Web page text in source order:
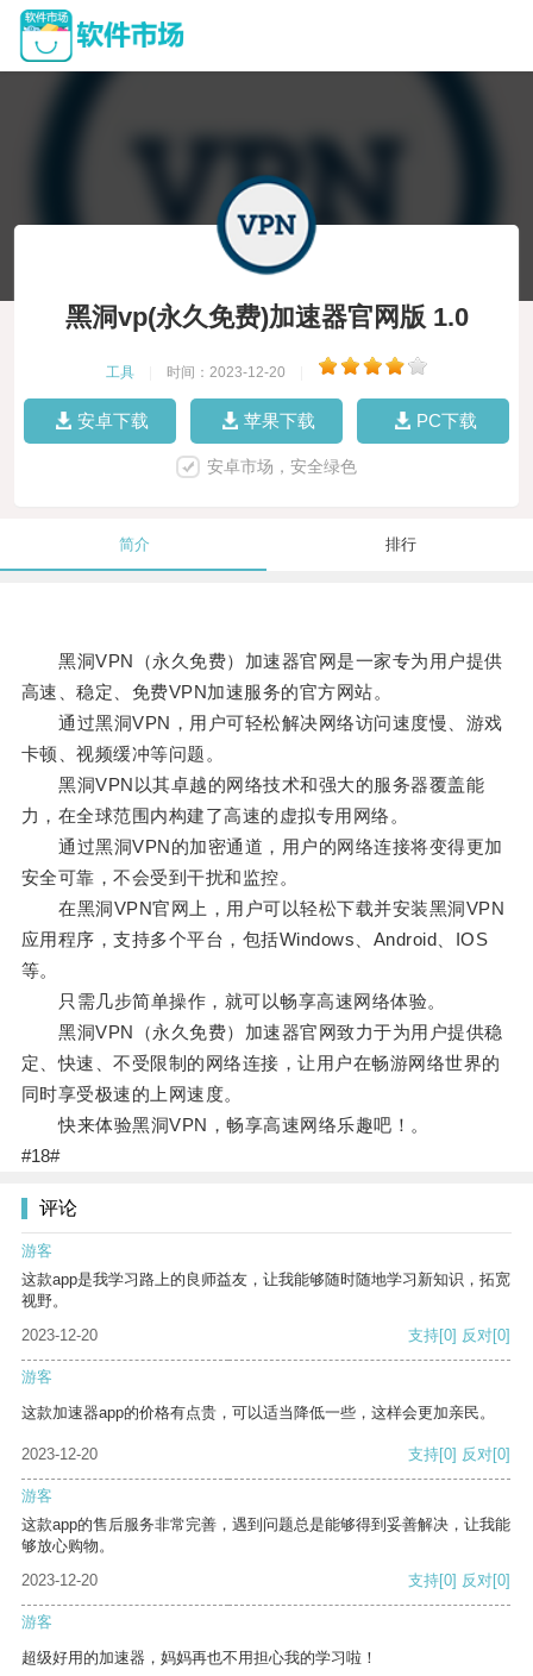
黑洞vp(永久免费)加速器官网版 1.0
工具 时间：2023-12-20
安卓下载 苹果下载 PC下载
安卓市场，安全绿色
简介 排行
黑洞VPN（永久免费）加速器官网是一家专为用户提供
高速、稳定、免费VPN加速服务的官方网站。
通过黑洞VPN，用户可轻松解决网络访问速度慢、游戏
卡顿、视频缓冲等问题。
黑洞VPN以其卓越的网络技术和强大的服务器覆盖能
力，在全球范围内构建了高速的虚拟专用网络。
通过黑洞VPN的加密通道，用户的网络连接将变得更加
安全可靠，不会受到干扰和监控。
在黑洞VPN官网上，用户可以轻松下载并安装黑洞VPN
应用程序，支持多个平台，包括Windows、Android、IOS
等。
只需几步简单操作，就可以畅享高速网络体验。
黑洞VPN（永久免费）加速器官网致力于为用户提供稳
定、快速、不受限制的网络连接，让用户在畅游网络世界的
同时享受极速的上网速度。
快来体验黑洞VPN，畅享高速网络乐趣吧！。
#18#
评论
游客
这款app是我学习路上的良师益友，让我能够随时随地学习新知识，拓宽
视野。
2023-12-20
支持[0] 反对[0]
游客
这款加速器app的价格有点贵，可以适当降低一些，这样会更加亲民。
2023-12-20 支持[0] 反对[0]
游客
这款app的售后服务非常完善，遇到问题总是能够得到妥善解决，让我能
够放心购物。
2023-12-20
支持[0] 反对[0]
游客
超级好用的加速器，妈妈再也不用担心我的学习啦！